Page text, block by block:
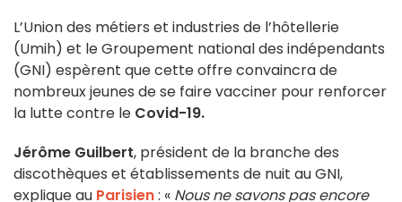
L’Union des métiers et industries de l’hôtellerie
(Umih) et le Groupement national des indépendants
(GNI) espèrent que cette offre convaincra de
nombreux jeunes de se faire vacciner pour renforcer
la lutte contre le Covid-19.
Jérôme Guilbert, président de la branche des
discothèques et établissements de nuit au GNI,
explique au Parisien: « Nous ne savons pas encore